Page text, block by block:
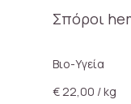
Σπόροι
Βιο-Υγεία
€ 22,00 / kg